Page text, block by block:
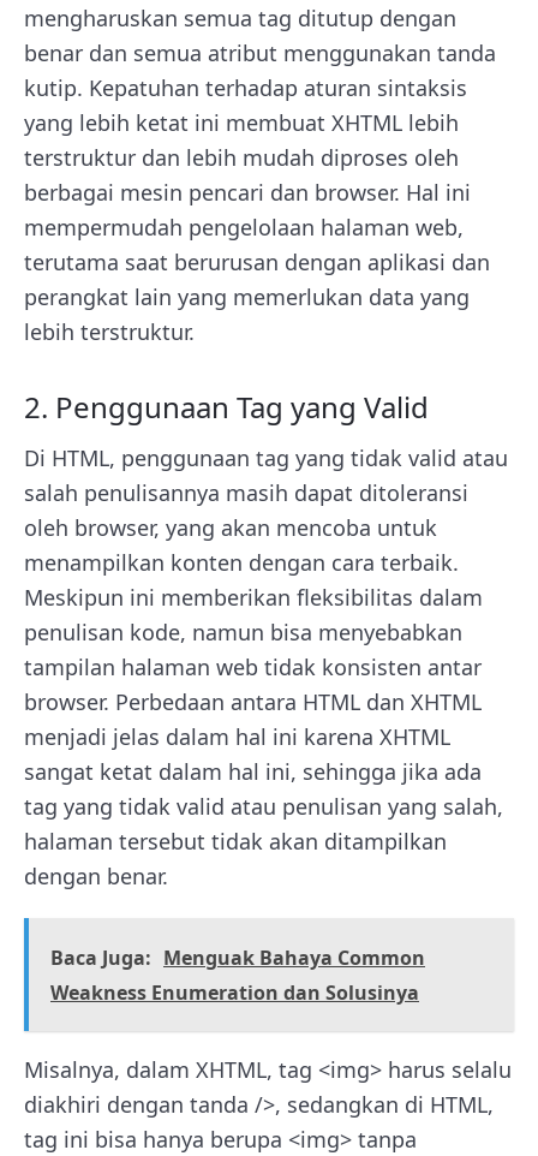
mengharuskan semua tag ditutup dengan
benar dan semua atribut menggunakan tanda
kutip. Kepatuhan terhadap aturan sintaksis
yang lebih ketat ini membuat XHTML lebih
terstruktur dan lebih mudah diproses oleh
berbagai mesin pencari dan browser. Hal ini
mempermudah pengelolaan halaman web,
terutama saat berurusan dengan aplikasi dan
perangkat lain yang memerlukan data yang
lebih terstruktur.
2. Penggunaan Tag yang Valid
Di HTML, penggunaan tag yang tidak valid atau
salah penulisannya masih dapat ditoleransi
oleh browser, yang akan mencoba untuk
menampilkan konten dengan cara terbaik.
Meskipun ini memberikan fleksibilitas dalam
penulisan kode, namun bisa menyebabkan
tampilan halaman web tidak konsisten antar
browser. Perbedaan antara HTML dan XHTML
menjadi jelas dalam hal ini karena XHTML
sangat ketat dalam hal ini, sehingga jika ada
tag yang tidak valid atau penulisan yang salah,
halaman tersebut tidak akan ditampilkan
dengan benar.
Baca Juga: Menguak Bahaya Common
Weakness Enumeration dan Solusinya
Misalnya, dalam XHTML, tag <img> harus selalu
diakhiri dengan tanda />, sedangkan di HTML,
tag ini bisa hanya berupa <img> tanpa